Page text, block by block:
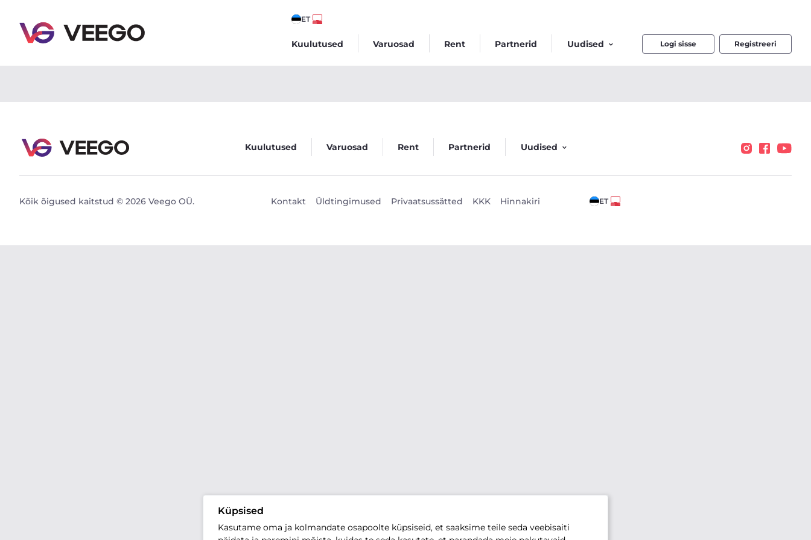
ET
Kuulutused Varuosad Rent Partnerid Uudised Logi sisse Registreeri
Küpsised
Kasutame oma ja kolmandate osapoolte küpsiseid, et saaksime teile seda veebisaiti
Kuulutused Varuosad Rent Partnerid Uudised
Kõik õigused kaitstud © 2026 Veego OÜ. Kontakt Üldtingimused Privaatsussätted KKK Hinnakiri ET